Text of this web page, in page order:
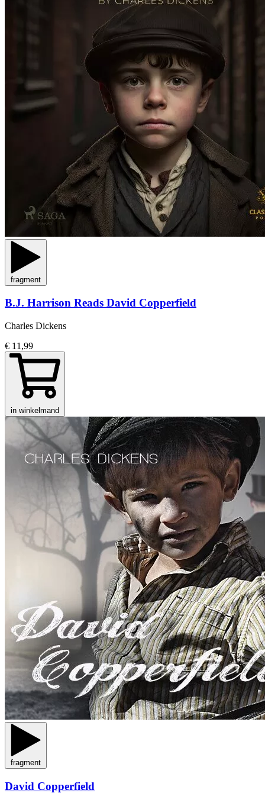
fragment
B.J. Harrison Reads David Copperfield
Charles Dickens
€ 11,99
in winkelmand
fragment
David Copperfield